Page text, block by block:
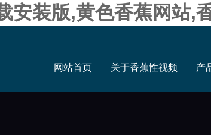
安装版,黄色香蕉网站,
网站首页 关于香蕉性视频 产